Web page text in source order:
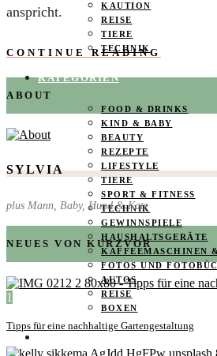
KAUTION
REISE
TIERE
TECHNIK
KATEGORIEN
FOOD & DRINKS
KIND & BABY
BEAUTY
REZEPTE
LIFESTYLE
TIERE
SPORT & FITNESS
TECHNIK
GEWINNSPIELE
HAUSHALTSGERÄTE
KAFFEEMASCHINEN
FOTOS UND
AUTOS
REISE
BOXEN
anspricht.
CONTINUE READING
ABOUT
SYLVIA
plus Mann, Baby, Hund & Katz
NEUES VON KURZVOR
1
Tipps für eine nachhaltige Gartengestaltung